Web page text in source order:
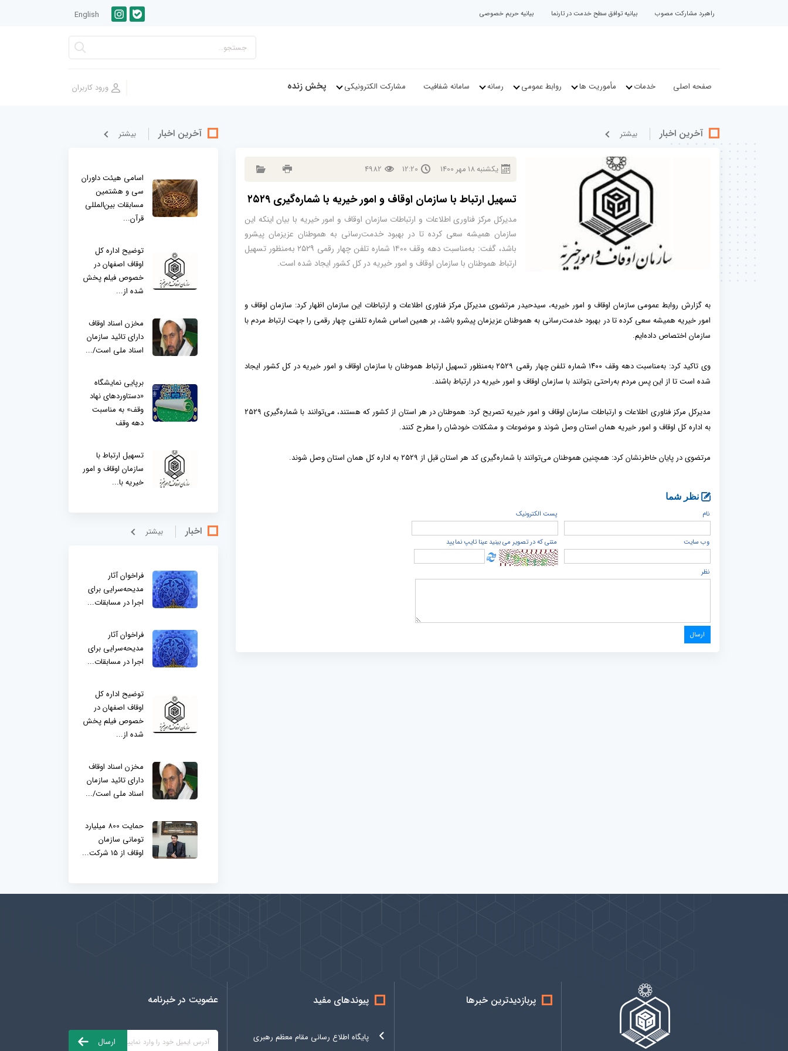
راهبرد مشارکت مصوب بیانیه توافق سطح خدمت در تارنما بیانیه حریم خصوصی English
صفحه اصلی خدمات مأموریت ها روابط عمومی رسانه سامانه شفافیت مشارکت الکترونیکی پخش زنده
آخرین اخبار بيشتر
يكشنبه18مهر 1400
12:20
4982
تسهیل ارتباط با سازمان اوقاف و امور خیریه با شماره‌گیری ۲۵۲۹
مدیرکل مرکز فناوری اطلاعات و ارتباطات سازمان اوقاف و امور خیریه با بیان اینکه این
سازمان همیشه سعی کرده تا در بهبود خدمت‌رسانی به هموطنان عزیزمان پیشرو
باشد، گفت: به‌مناسبت دهه وقف ۱۴۰۰ شماره تلفن چهار رقمی ۲۵۲۹ به‌منظور تسهیل
ارتباط هموطنان با سازمان اوقاف و امور خیریه در کل کشور ایجاد شده است.
به گزارش روابط عمومی سازمان اوقاف و امور خیریه، سیدحیدر مرتضوی مدیرکل مرکز فناوری اطلاعات و ارتباطات این سازمان اظهار کرد: سازمان اوقاف و
امور خیریه همیشه سعی کرده تا در بهبود خدمت‌رسانی به هموطنان عزیزمان پیشرو باشد، بر همین اساس شماره تلفنی چهار رقمی را جهت ارتباط مردم با
سازمان اختصاص داده‌ایم.
وی تاکید کرد: به‌مناسبت دهه وقف ۱۴۰۰ شماره تلفن چهار رقمی ۲۵۲۹ به‌منظور تسهیل ارتباط هموطنان با سازمان اوقاف و امور خیریه در کل کشور ایجاد
شده است تا از این پس مردم به‌راحتی بتوانند با سازمان اوقاف و امور خیریه در ارتباط باشند.
مدیرکل مرکز فناوری اطلاعات و ارتباطات سازمان اوقاف و امور خیریه تصریح کرد: هموطنان در هر استان از کشور که هستند، می‌توانند با شماره‌گیری ۲۵۲۹
به اداره کل اوقاف و امور خیریه همان استان وصل شوند و موضوعات و مشکلات خودشان را مطرح کنند.
مرتضوی در پایان خاطرنشان کرد: همچنین هموطنان می‌توانند با شماره‌گیری کد هر استان قبل از ۲۵۲۹ به اداره کل همان استان وصل شوند.
نظر شما
نام
پست الكترونيک
وب سایت متنی که در تصویر می بینید عینا تایپ نمایید
نظر
آخرین اخبار بيشتر
اسامی هیئت داوران
سی و هشتمین
مسابقات بین‌المللی
قرآن...
توضیح اداره کل
اوقاف اصفهان در
خصوص فیلم پخش
شده از...
مخزن اسناد اوقاف
دارای تائید سازمان
اسناد ملی است/...
برپایی نمایشگاه
«دستاوردهای نهاد
وقف» به مناسبت
دهه وقف
تسهیل ارتباط با
سازمان اوقاف و امور
خیریه با...
اخبار بيشتر
فراخوان آثار
مدیحه‌سرایی برای
اجرا در مسابقات...
فراخوان آثار
مدیحه‌سرایی برای
اجرا در مسابقات...
توضیح اداره کل
اوقاف اصفهان در
خصوص فیلم پخش
شده از...
مخزن اسناد اوقاف
دارای تائید سازمان
اسناد ملی است/...
حمایت 800 میلیارد
تومانی سازمان
اوقاف از 15 شرکت...
پربازدیدترین خبرها پیوندهای مفید
پایگاه اطلاع رسانی مقام معظم رهبری
عضویت در خبرنامه